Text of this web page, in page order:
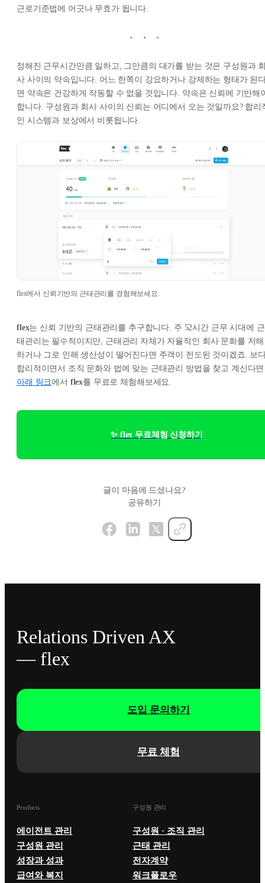
근로기준법에 어긋나 무효가 됩니다.
정해진 근무시간만큼 일하고, 그만큼의 대가를 받는 것은 구성원과
사 사이의 약속입니다. 어느 한쪽이 강요하거나 강제하는 형태가 된
면 약속은 건강하게 작동할 수 없을 것입니다. 약속은 신뢰에 기반해
합니다. 구성원과 회사 사이의 신뢰는 어디에서 오는 것일까요? 합리
인 시스템과 보상에서 비롯됩니다.​
flex에서 신뢰기반의 근태관리를 경험해보세요.
flex는 신뢰 기반의 근태관리를 추구합니다. 주 52시간 근무 시대에 근
태관리는 필수적이지만, 근태관리 자체가 자율적인 회사 문화를 저해
하거나 그로 인해 생산성이 떨어진다면 주객이 전도된 것이겠죠. 보
합리적이면서 조직 문화와 법에 맞는 근태관리 방법을 찾고 계신다면
아래 링크에서 flex를 무료로 체험해보세요.​
✨ flex 무료체험 신청하기
글이 마음에 드셨나요?
공유하기
Relations Driven AX
— flex
무료 체험
도입 문의하기
Products
에이전트 관리
구성원 관리
성장과 성과
급여와 복지
구성원 관리
구성원 · 조직 관리
근태 관리
전자계약
워크플로우